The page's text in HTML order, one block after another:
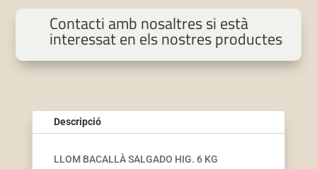
Contacti amb nosaltres si està
interessat en els nostres productes
Descripció
LLOM BACALLÀ SALGADO HIG. 6 KG